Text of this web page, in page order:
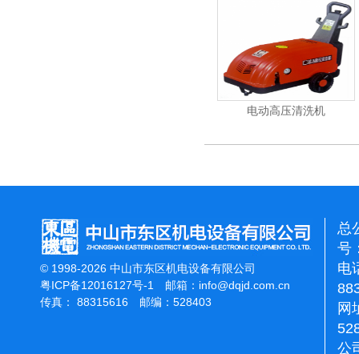
电动高压清洗机
© 1998-2026 中山市东区机电设备有限公司
粤ICP备12016127号-1
邮箱： info@dqjd.com.cn
传真： 88315616 邮编：528403
总
号
电
网
公